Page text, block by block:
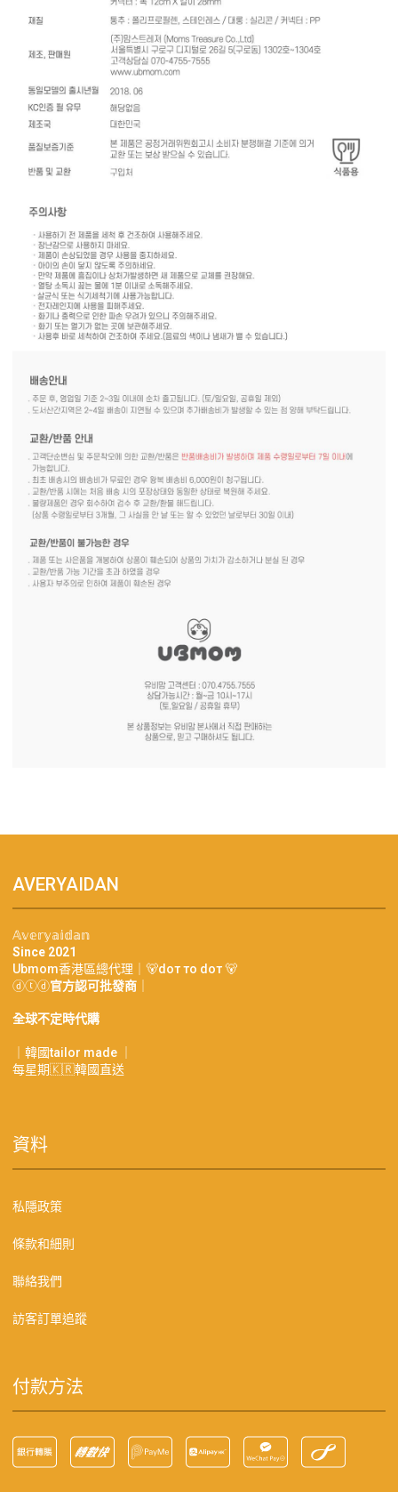
AVERYAIDAN
𝔸𝕧𝕖𝕣𝕪𝕒𝕚𝕕𝕒𝕟
Since 2021
Ubmom香港區總代理｜🐻doт тo doт 🐻
ⓓⓣⓓ官方認可批發商
全球不定時代購
｜韓國tailor made ｜
每星期🇰🇷韓國直送
資料
私隱政策
條款和細則
聯絡我們
訪客訂單追蹤
付款方法